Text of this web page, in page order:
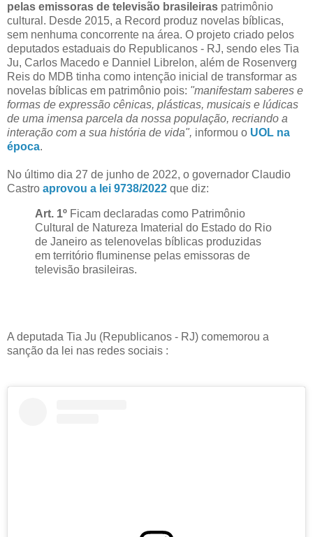
pelas emissoras de televisão brasileiras patrimônio
cultural. Desde 2015, a Record produz novelas bíblicas,
sem nenhuma concorrente na área. O projeto criado pelos
deputados estaduais do Republicanos - RJ, sendo eles Tia
Ju, Carlos Macedo e Danniel Librelon, além de Rosenverg
Reis do MDB tinha como intenção inicial de transformar as
novelas bíblicas em patrimônio pois: "manifestam saberes e
formas de expressão cênicas, plásticas, musicais e lúdicas
de uma imensa parcela da nossa população, recriando a
interação com a sua história de vida", informou o UOL na
época.
No último dia 27 de junho de 2022, o governador Claudio
Castro aprovou a lei 9738/2022 que diz:
Art. 1º Ficam declaradas como Patrimônio
Cultural de Natureza Imaterial do Estado do Rio
de Janeiro as telenovelas bíblicas produzidas
em território fluminense pelas emissoras de
televisão brasileiras.
A deputada Tia Ju (Republicanos - RJ) comemorou a
sanção da lei nas redes sociais :